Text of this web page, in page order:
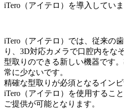
iTero（アイテロ）を導入していま
iTero（アイテロ）では、従来の
り、3D対応カメラで口腔内をな
型取りのできる新しい機器です
常に少ないです。
精確な型取りが必須となるイン
iTero（アイテロ）を使用するこ
ご提供が可能となります。